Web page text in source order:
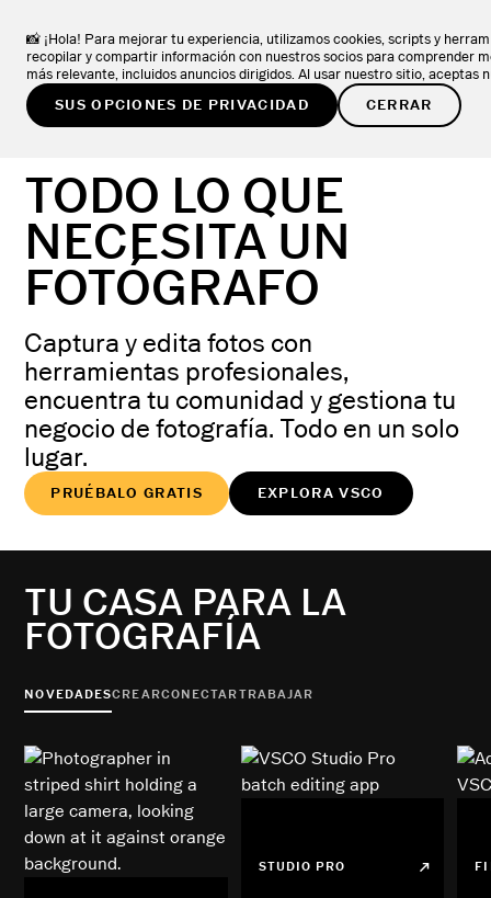
📸 ¡Hola! Para mejorar tu experiencia, utilizamos cookies, scripts y
recopilar y compartir información con nuestros socios para comprender
más relevante, incluidos anuncios dirigidos. Al usar nuestro sitio, aceptas
SUS OPCIONES DE PRIVACIDAD
CERRAR
El sistema que los fotógrafos han estado esperando
PROBAR GRATIS
TODO LO QUE
NECESITA UN
FOTÓGRAFO
Captura y edita fotos con
herramientas profesionales,
encuentra tu comunidad y gestiona tu
negocio de fotografía. Todo en un solo
lugar.
PRUÉBALO GRATIS EXPLORA VSCO
TU CASA PARA LA
FOTOGRAFÍA
NOVEDADESCREARCONECTARTRABAJAR
STUDIO PRO